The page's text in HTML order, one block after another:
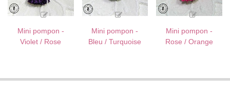
Mini pompon -
Violet / Rose
Mini pompon -
Bleu / Turquoise
Mini pompon -
Rose / Orange